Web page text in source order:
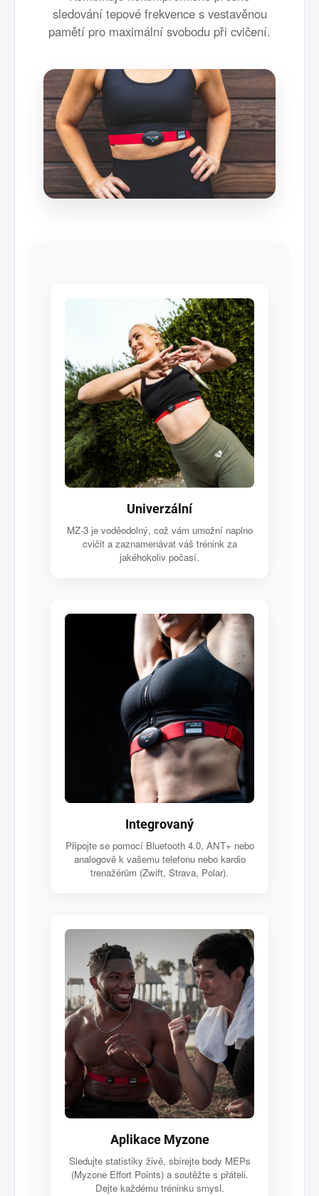
sledování tepové frekvence s vestavěnou
pamětí pro maximální svobodu při cvičení.
Univerzální
MZ-3 je voděodolný, což vám umožní naplno
cvičit a zaznamenávat váš trénink za
jakéhokoliv počasí.
Integrovaný
Připojte se pomocí Bluetooth 4.0, ANT+ nebo
analogově k vašemu telefonu nebo kardio
trenažérům (Zwift, Strava, Polar).
Aplikace Myzone
Sledujte statistiky živě, sbírejte body MEPs
(Myzone Effort Points) a soutěžte s přáteli.
Dejte každému tréninku smysl.